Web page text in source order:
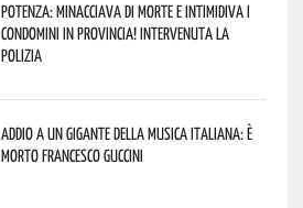
Potenza: minacciava di morte e intimidiva i
condomini in provincia! Intervenuta la
Polizia
Addio a un gigante della musica italiana: è
morto Francesco Guccini